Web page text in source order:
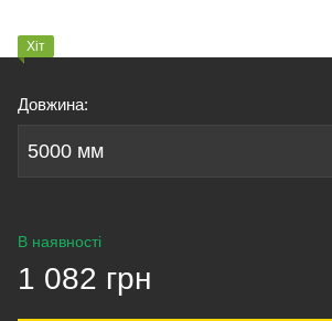
Хіт
Довжина:
5000 мм
В наявності
1 082 грн